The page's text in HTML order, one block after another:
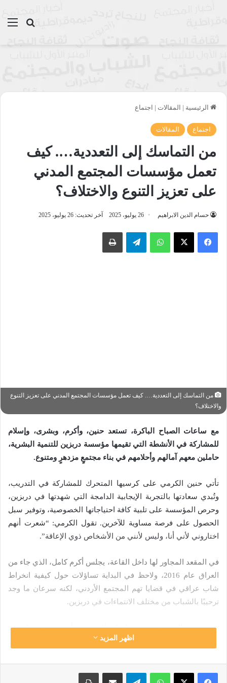
بحث
الرئيسية | المقالات | اجتماع
اجتماع المقالات
من التماسك إلى التعددية…. كيف
تعمل مؤسسات المجتمع المدني
على تعزيز التنوع والاختلاف؟
حسام الدين الابراهيم 26 يوليو، 2025 آخر تحديث: 26 يوليو، 2025
واتساب تيلقرام طباعة
من التماسك إلى التعددية…. كيف تعمل مؤسسات المجتمع المدني على تعزيز التنوع
والاختلاف؟
مع ساعات الصباح الباكرة، تستعد حنين، وأكرم، وبشرى، وإسلام
للمشاركة في الأنشطة التي تقيمها مؤسسة دربزين للتنمية البشرية،
حاملين معهم آمالهم وأحلامهم في بناء مجتمعٍ مزدهرٍ ومتنوع.
تأتي حنين الكرمي على كرسيها المتحرك للمشاركة في التدريب،
وتُبدي سعادتها بالتجربة الإيجابية الدامجة التي شهدتها في دربزين،
وحرص المؤسسة على تلبية كافة احتياجاتها الخصوصية، وتوفير سبل
الحصول على فرصة مساوية للآخرين. تقول الكرمي: “شعرت أنهم
اختاروني لأني أنا، وليس لأنني من الأشخاص ذوي الإعاقة”.
في المقعد المجاور لها داخل القاعة، يجلس أكرم كامل، الذي جاء من
العراق عام 2016، ولاحظ في البداية تساؤلات حول كيفية انخراط
شاب عراقي في قضايا تهم المجتمع الأردني، لكنه سرعان ما وجد
ترحيبًا بالشباب من مختلف الانتماءات في دربزين.
من مخيم الزعتري في محافظة المفرق، تأتي بشرى علقوفي
للمشاركة في تدريبات مؤسسة دربزين. وعلى الرغم من تعب
على تطوير مهارات المشاركين، وتعزيز روح التعاون بين مختلف
الثقافات والمكونات المشاركة.
اظهر المزيد
واتساب تيلقرام مشاركة عبر البريد طباعة